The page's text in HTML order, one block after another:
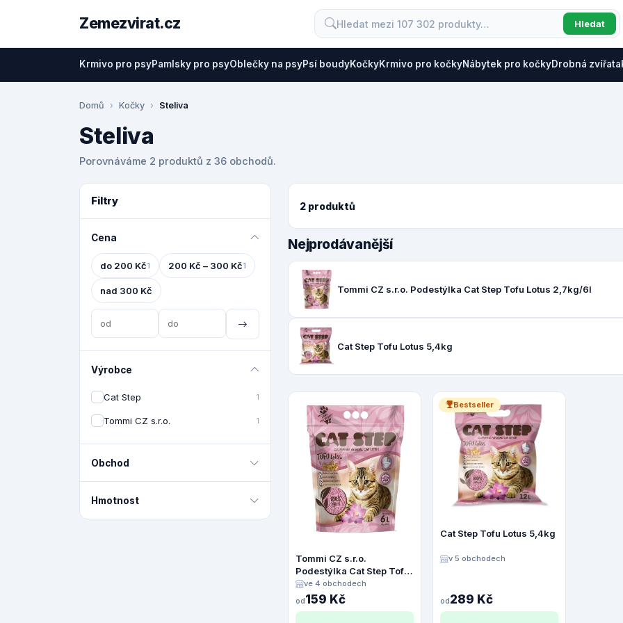
Zemezvirat.cz Hledat
Krmivo pro psyPamlsky pro psyOblečky na psyPsí boudyKočkyKrmivo pro kočkyNábytek pro kočkyDrobná zvířata
Domů Kočky Steliva
Steliva
Porovnáváme 2 produktů z 36 obchodů.
Filtry
Cena
do 200 Kč1 200 Kč – 300 Kč1
nad 300 Kč
Výrobce
Cat Step 1
Tommi CZ s.r.o. 1
Obchod
Hmotnost
2 produktů
Nejprodávanější
Tommi CZ s.r.o. Podestýlka Cat Step Tofu Lotus 2,7kg/6l
Cat Step Tofu Lotus 5,4kg
Tommi CZ s.r.o.
Podestýlka Cat Step Tofu
Lotus 2,7kg/6l
ve 4 obchodech
od159 Kč
Bestseller
Cat Step Tofu Lotus 5,4kg
v 5 obchodech
od289 Kč